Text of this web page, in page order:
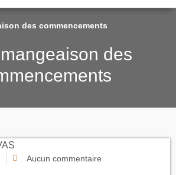
des commencements
des
Aucun commentaire